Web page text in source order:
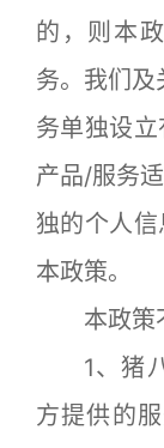
的，则本
务。我们
务单独设
产品/服务
独的个人
本政策。
本政策不
1、猪八
方提供的